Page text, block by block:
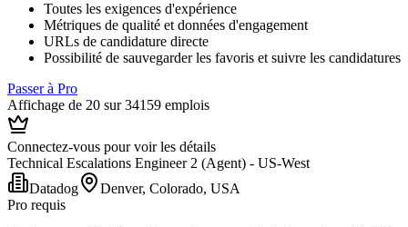
Toutes les exigences d'expérience
Métriques de qualité et données d'engagement
URLs de candidature directe
Possibilité de sauvegarder les favoris et suivre les candidatures
Passer à Pro
Affichage de 20 sur 34159 emplois
Connectez-vous pour voir les détails
Technical Escalations Engineer 2 (Agent) - US-West
Datadog
Denver, Colorado, USA
Pro requis